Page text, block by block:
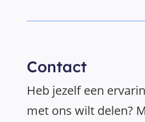
Contact
Heb jezelf een
met ons wilt delen?